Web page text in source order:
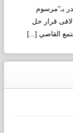
بـ"مرسوم
لاقى قرار حل